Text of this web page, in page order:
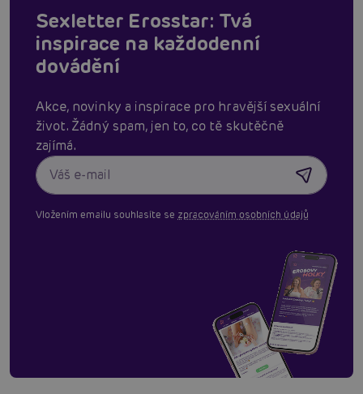
Sexletter Erosstar: Tvá
inspirace na každodenní
dovádění
Akce, novinky a inspirace pro hravější sexuální
život. Žádný spam, jen to, co tě skutěčně
zajímá.
Vložením emailu souhlasíte se zpracováním osobních údajů